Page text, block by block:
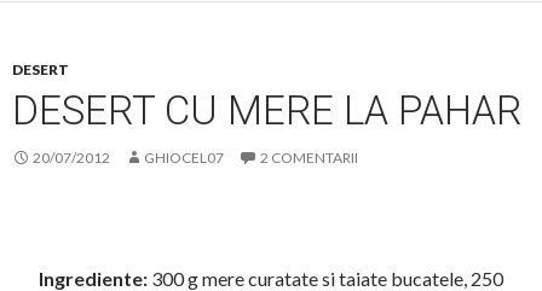
DESERT
DESERT CU MERE LA PAHAR
20/07/2012 GHIOCEL07 2 COMENTARII
Ingrediente: 300 g mere curatate si taiate bucatele, 250